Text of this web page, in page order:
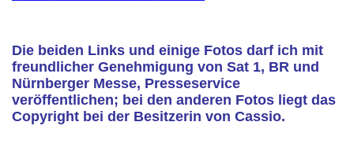
Die beiden Links und einige Fotos darf ich mit
freundlicher Genehmigung von Sat 1, BR und
Nürnberger Messe, Presseservice
veröffentlichen; bei den anderen Fotos liegt das
Copyright bei der Besitzerin von Cassio.